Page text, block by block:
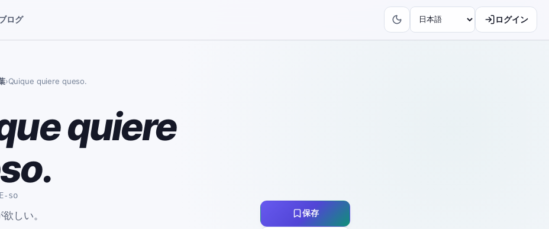
ログ ログイン
›Quique quiere queso.
quiere
so
しい。 保存